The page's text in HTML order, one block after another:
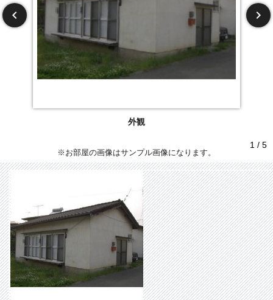
外観
1 / 5
※お部屋の画像はサンプル画像になります。